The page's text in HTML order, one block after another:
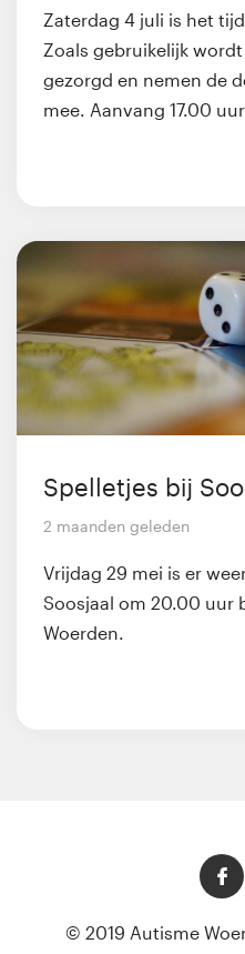
Zaterdag 4 juli is het
Zoals gebruikelijk
gezorgd en nemen de
mee. Aanvang 17.00
Spelletjes bij
2 maanden geleden
Vrijdag 29 mei is er
Soosjaal om 20.00 uur
Woerden.
© 2019 Autisme